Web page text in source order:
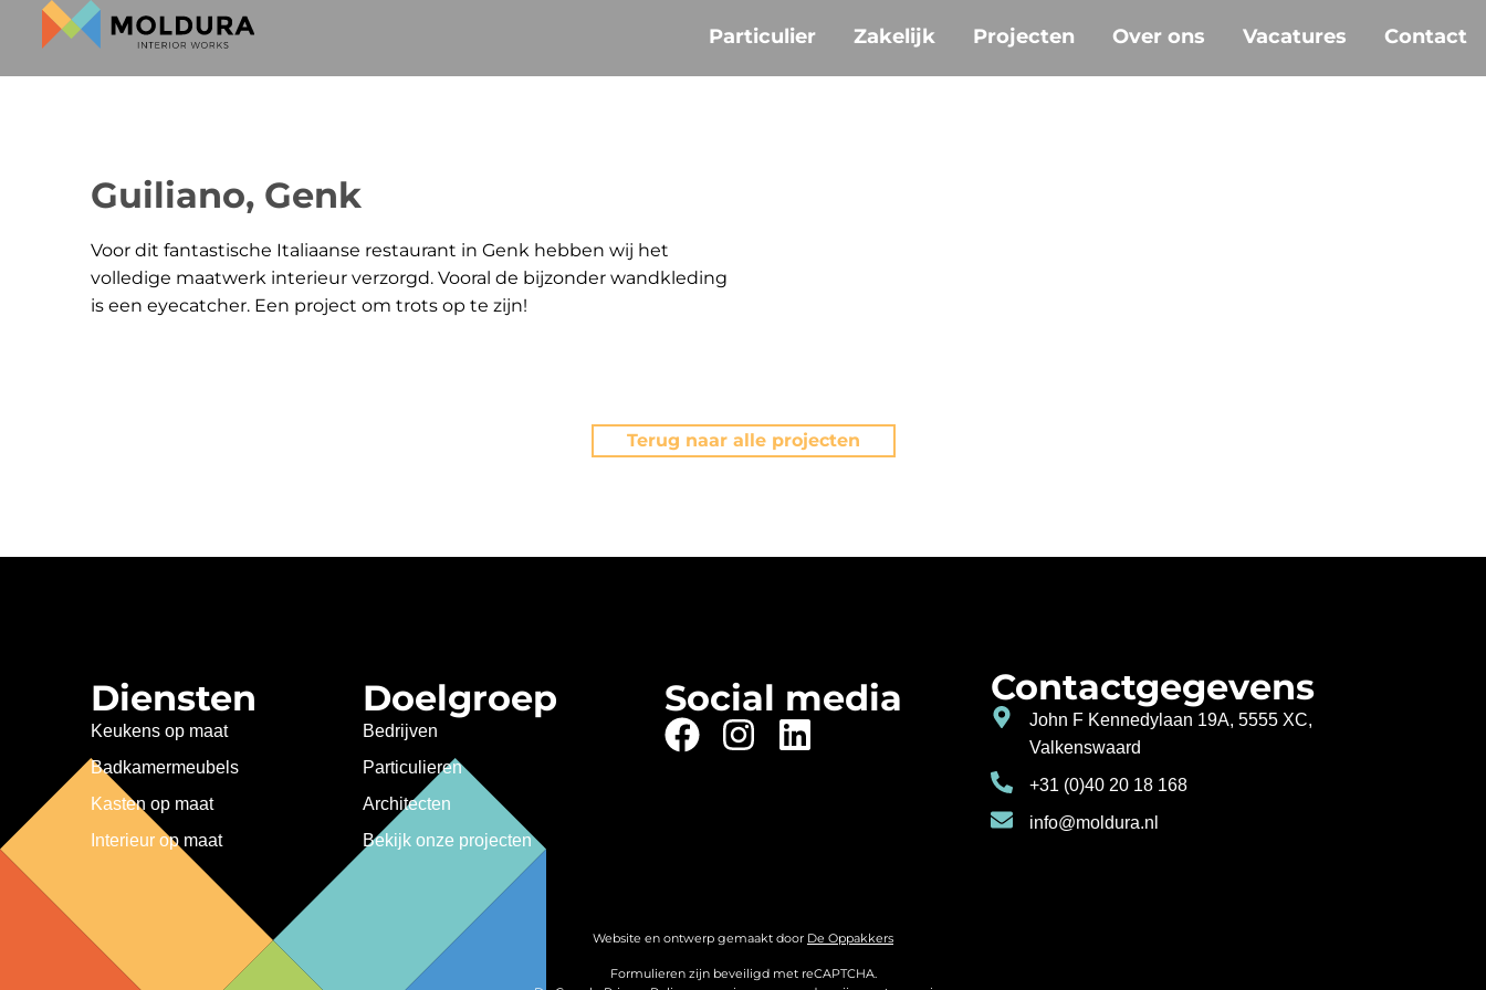
Particulier Zakelijk Projecten Over ons Vacatures Contact
Guiliano, Genk
Voor dit fantastische Italiaanse restaurant in Genk hebben wij het
volledige maatwerk interieur verzorgd. Vooral de bijzonder wandkleding
is een eyecatcher. Een project om trots op te zijn!
Terug naar alle projecten
Diensten
Keukens op maat
Badkamermeubels
Kasten op maat
Interieur op maat
Doelgroep
Bedrijven
Particulieren
Architecten
Bekijk onze projecten
Social media Contactgegevens
John F Kennedylaan 19A, 5555 XC,
Valkenswaard
+31 (0)40 20 18 168
info@moldura.nl
Website en ontwerp gemaakt door De Oppakkers
Formulieren zijn beveiligd met reCAPTCHA.